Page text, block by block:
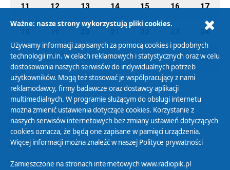
11 12 13 14 15 16 17
24
25 26 27 28 29 30 31
Polityka Prywatności
Zasady korzystania z Serwisu
Organizacje Pożytku Publicznego
Cyfryzacja DAB+
Ważne: nasze strony wykorzystują pliki cookies.
Używamy informacji zapisanych za pomocą cookies i podobnych
technologii m.in. w celach reklamowych i statystycznych oraz w celu
dostosowania naszych serwisów do indywidualnych potrzeb
użytkowników. Mogą też stosować je współpracujący z nami
reklamodawcy, firmy badawcze oraz dostawcy aplikacji
multimedialnych. W programie służącym do obsługi internetu
można zmienić ustawienia dotyczące cookies. Korzystanie z
naszych serwisów internetowych bez zmiany ustawień dotyczących
cookies oznacza, że będą one zapisane w pamięci urządzenia.
Więcej informacji można znaleźć w naszej Polityce prywatności
Zamieszczone na stronach internetowych www.radiopik.pl